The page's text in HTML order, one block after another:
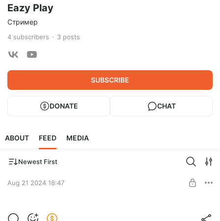
Eazy Play
Стример
4 subscribers 3 posts
SUBSCRIBE
DONATE CHAT
ABOUT FEED MEDIA
Newest First
Aug 21 2024 18:47